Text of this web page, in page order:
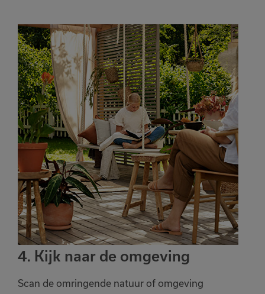
4. Kijk naar de omgeving
Scan de omringende natuur of omgeving
Het product is